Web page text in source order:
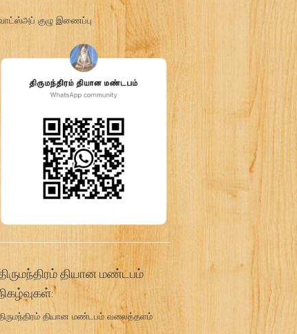
குழு இணைப்பு
தியான மண்டபம்
தியான மண்டபம் வலைத்தளம்